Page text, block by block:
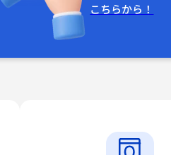
こちらから！